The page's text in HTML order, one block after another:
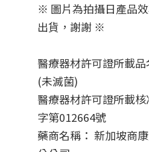
※ 圖片為拍攝日產品
出貨，謝謝 ※
醫療器材許可證所載
(未滅菌)
醫療器材許可證所載
字第012664號
藥商名稱： 新加坡商